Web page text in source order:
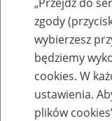
Przejdź do strony
zgody
wybierzesz
będziemy
cookies. W
ustawienia.
plików